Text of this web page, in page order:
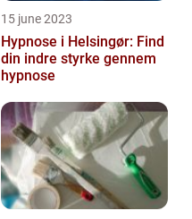
15 june 2023
Hypnose i Helsingør: Find
din indre styrke gennem
hypnose